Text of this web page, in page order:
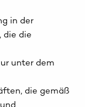
in der
die die
unter dem
die gemäß